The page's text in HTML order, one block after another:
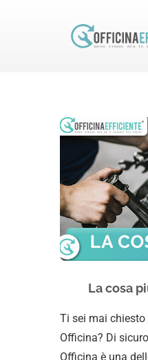
La cosa
Ti sei mai chiesto
Officina? Di
Officina è una